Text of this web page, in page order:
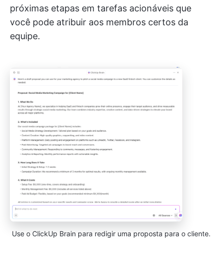
próximas etapas em tarefas acionáveis que
você pode atribuir aos membros certos da
equipe.
Use o ClickUp Brain para redigir uma proposta para o cliente.